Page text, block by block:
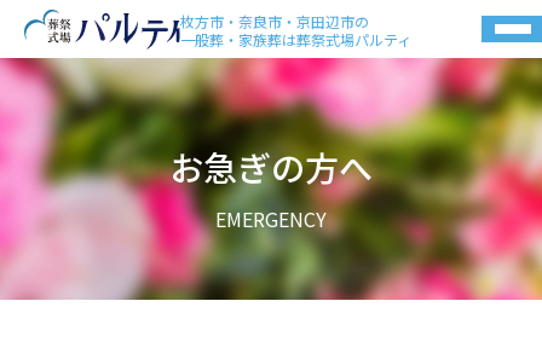
枚方市・奈良市・京田辺市の
一般葬・家族葬は葬祭式場パルティ
お急ぎの方へ
EMERGENCY